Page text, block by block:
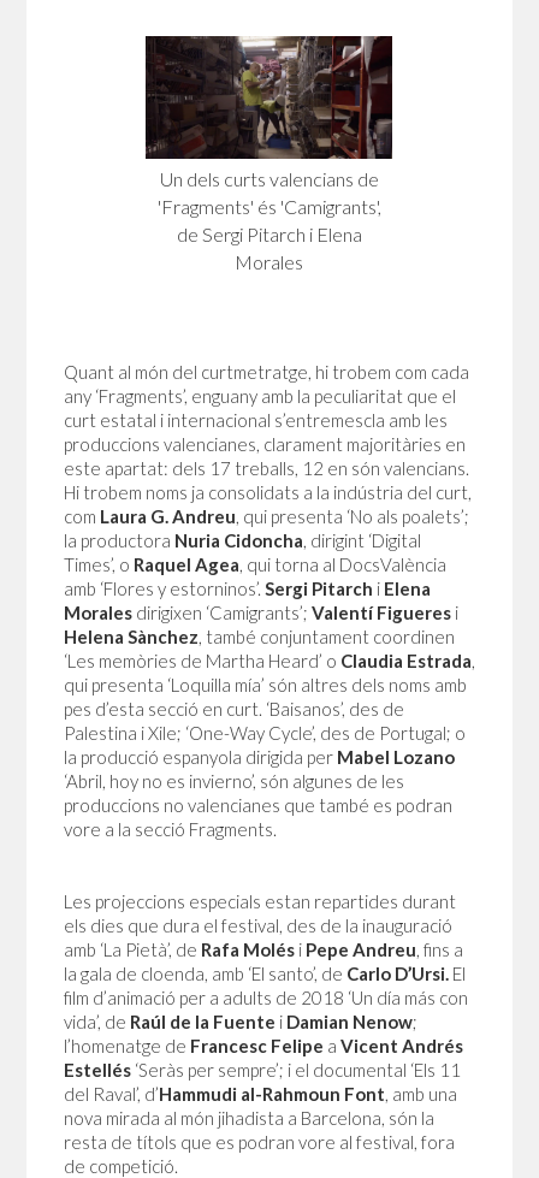
Un dels curts valencians de
'Fragments' és 'Camigrants',
de Sergi Pitarch i Elena
Morales
Quant al món del curtmetratge, hi trobem com cada
any ‘Fragments’, enguany amb la peculiaritat que el
curt estatal i internacional s’entremescla amb les
produccions valencianes, clarament majoritàries en
este apartat: dels 17 treballs, 12 en són valencians.
Hi trobem noms ja consolidats a la indústria del curt,
com Laura G. Andreu, qui presenta ‘No als poalets’;
la productora Nuria Cidoncha, dirigint ‘Digital
Times’, o Raquel Agea, qui torna al DocsValència
amb ‘Flores y estorninos’. Sergi Pitarch i Elena
Moralesdirigixen ‘Camigrants’; Valentí Figueresi
Helena Sànchez, també conjuntament coordinen
‘Les memòries de Martha Heard’ o Claudia Estrada,
qui presenta ‘Loquilla mía’ són altres dels noms amb
pes d’esta secció en curt. ‘Baisanos’, des de
Palestina i Xile; ‘One-Way Cycle’, des de Portugal; o
la producció espanyola dirigida per Mabel Lozano
‘Abril, hoy no es invierno’, són algunes de les
produccions no valencianes que també es podran
vore a la secció Fragments.
Les projeccions especials estan repartides durant
els dies que dura el festival, des de la inauguració
amb ‘La Pietà’, de Rafa Molés i Pepe Andreu, fins a
la gala de cloenda, amb ‘El santo’, de Carlo D’Ursi.El
film d’animació per a adults de 2018 ‘Un día más con
vida’, de Raúl de la Fuente i Damian Nenow;
l’homenatge de Francesc Felipe a Vicent Andrés
Estellés‘Seràs per sempre’; i el documental ‘Els 11
del Raval’, d’Hammudi al-Rahmoun Font, amb una
nova mirada al món jihadista a Barcelona, són la
resta de títols que es podran vore al festival, fora
de competició.